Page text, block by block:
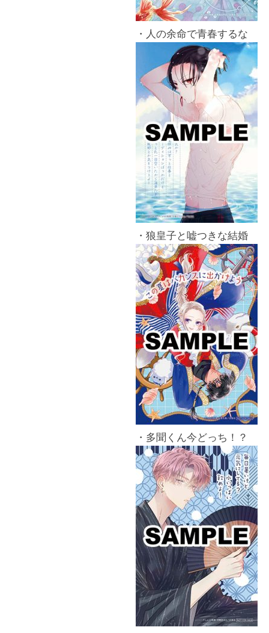
・人の余命で青春するな
・狼皇子と嘘つきな結婚
・多聞くん今どっち！？